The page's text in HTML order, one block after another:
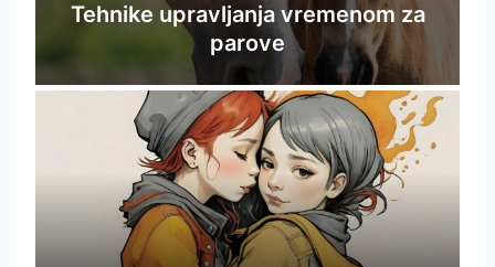
Tehnike upravljanja vremenom za
parove